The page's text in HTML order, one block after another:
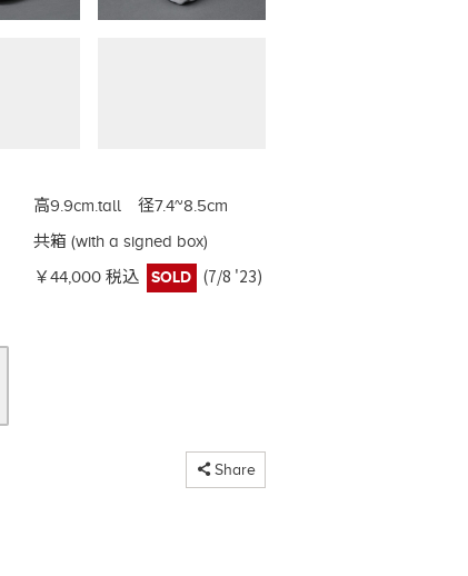
高9.9cm.tall 径7.4~8.5cm
共箱 (with a signed box)
￥44,000 税込
SOLD (7/8 '23)
Share
コピーしました